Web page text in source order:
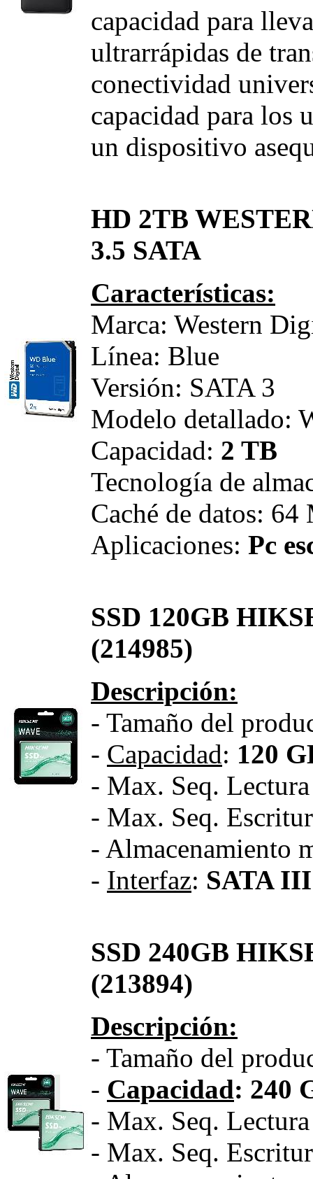
capacidad para
ultrarrápidas de
conectividad
capacidad para los
un dispositivo
HD 2TB
3.5 SATA
Características:
Marca: Western
Línea: Blue
Versión: SATA 3
Modelo detallado:
Capacidad: 2 TB
Tecnología de
Caché de datos: 64
Aplicaciones: Pc
SSD 120GB
(214985)
Descripción:
- Tamaño del
- Capacidad: 120
- Max. Seq.
- Max. Seq.
- Almacenamiento
- Interfaz: SATA
SSD 240GB
(213894)
Descripción:
- Tamaño del
- Capacidad: 240
- Max. Seq.
- Max. Seq.